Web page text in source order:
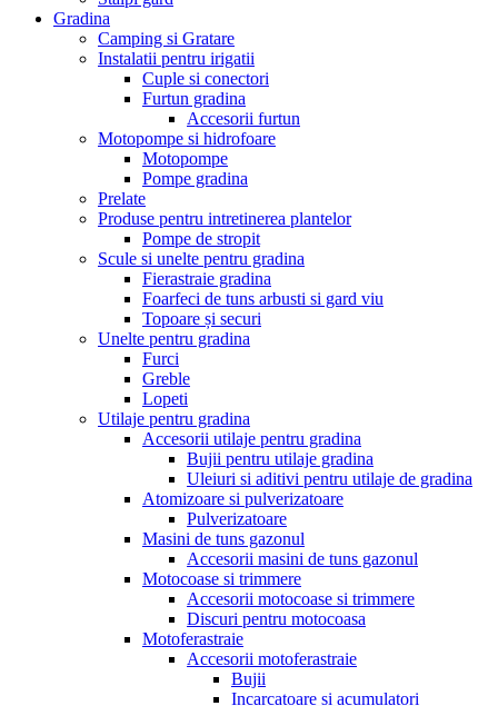
Gradina
Camping si Gratare
Instalatii pentru irigatii
Cuple si conectori
Furtun gradina
Accesorii furtun
Motopompe si hidrofoare
Motopompe
Pompe gradina
Prelate
Produse pentru intretinerea plantelor
Pompe de stropit
Scule si unelte pentru gradina
Fierastraie gradina
Foarfeci de tuns arbusti si gard viu
Topoare și securi
Unelte pentru gradina
Furci
Greble
Lopeti
Utilaje pentru gradina
Accesorii utilaje pentru gradina
Bujii pentru utilaje gradina
Uleiuri si aditivi pentru utilaje de gradina
Atomizoare si pulverizatoare
Pulverizatoare
Masini de tuns gazonul
Accesorii masini de tuns gazonul
Motocoase si trimmere
Accesorii motocoase si trimmere
Discuri pentru motocoasa
Motoferastraie
Accesorii motoferastraie
Bujii
Incarcatoare si acumulatori